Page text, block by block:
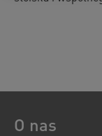
O nas